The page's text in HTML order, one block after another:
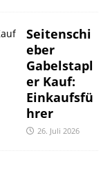
Seitenschi
eber
Gabelstapl
er Kauf:
Einkaufsfü
hrer
26. Juli 2026